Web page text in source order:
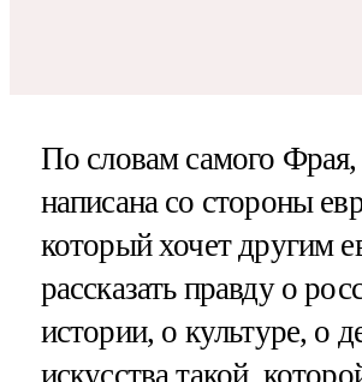
По словам самого Фрая,
написана со стороны
который хочет другим
рассказать правду о
истории, о культуре, о
искусства такой,